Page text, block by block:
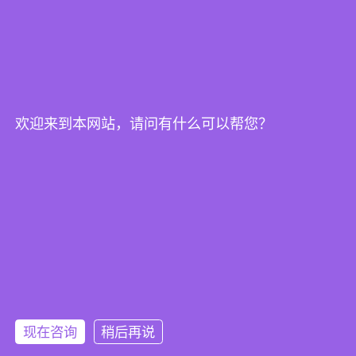
欢迎来到本网站，请问有什么可以帮您？
现在咨询 稍后再说